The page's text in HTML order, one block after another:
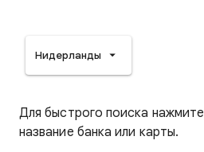
Нидерланды
Для быстрого поиска нажмите
название банка или карты.